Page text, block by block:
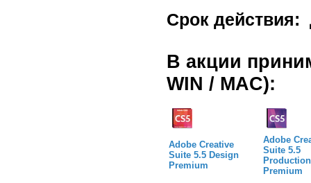
Срок действия:
В акции
WIN / MAC):
Adobe Creative
Suite 5.5 Design
Premium
Adobe
Suite 5.5
Production
Premium